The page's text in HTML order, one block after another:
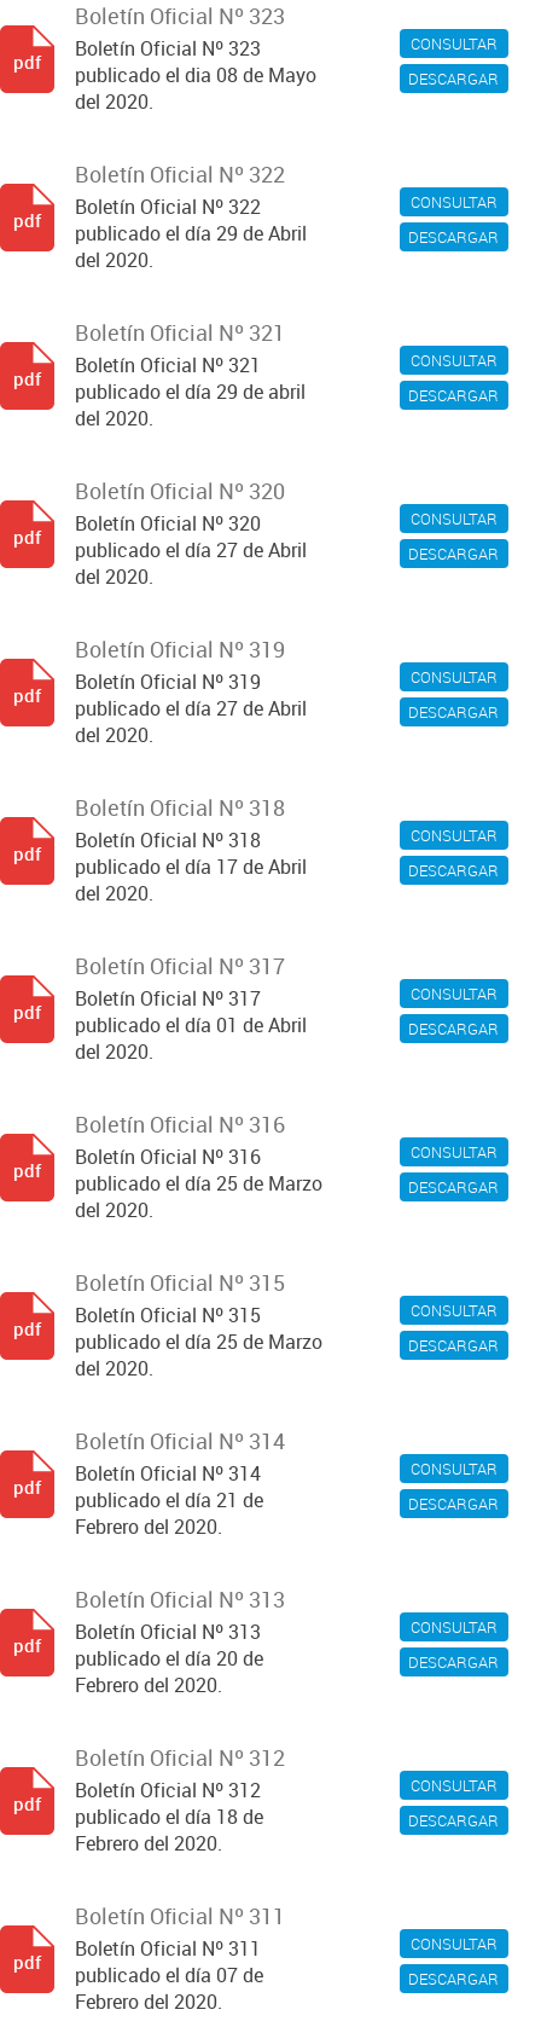
CONSULTAR
DESCARGAR
Boletín Oficial Nº 323
Boletín Oficial Nº 323
publicado el dia 08 de Mayo
del 2020.
pdf
CONSULTAR
DESCARGAR
Boletín Oficial Nº 322
Boletín Oficial Nº 322
publicado el día 29 de Abril
del 2020.
pdf
CONSULTAR
DESCARGAR
Boletín Oficial Nº 321
Boletín Oficial Nº 321
publicado el día 29 de abril
del 2020.
pdf
CONSULTAR
DESCARGAR
Boletín Oficial Nº 320
Boletín Oficial Nº 320
publicado el día 27 de Abril
del 2020.
pdf
CONSULTAR
DESCARGAR
Boletín Oficial Nº 319
Boletín Oficial Nº 319
publicado el día 27 de Abril
del 2020.
pdf
CONSULTAR
DESCARGAR
Boletín Oficial Nº 318
Boletín Oficial Nº 318
publicado el día 17 de Abril
del 2020.
pdf
CONSULTAR
DESCARGAR
Boletín Oficial Nº 317
Boletín Oficial Nº 317
publicado el día 01 de Abril
del 2020.
pdf
CONSULTAR
DESCARGAR
Boletín Oficial Nº 316
Boletín Oficial Nº 316
publicado el día 25 de Marzo
del 2020.
pdf
CONSULTAR
DESCARGAR
Boletín Oficial Nº 315
Boletín Oficial Nº 315
publicado el día 25 de Marzo
del 2020.
pdf
CONSULTAR
DESCARGAR
Boletín Oficial Nº 314
Boletín Oficial Nº 314
publicado el día 21 de
Febrero del 2020.
pdf
CONSULTAR
DESCARGAR
Boletín Oficial Nº 313
Boletín Oficial Nº 313
publicado el día 20 de
Febrero del 2020.
pdf
CONSULTAR
DESCARGAR
Boletín Oficial Nº 312
Boletín Oficial Nº 312
publicado el día 18 de
Febrero del 2020.
pdf
CONSULTAR
DESCARGAR
Boletín Oficial Nº 311
Boletín Oficial Nº 311
publicado el día 07 de
Febrero del 2020.
pdf